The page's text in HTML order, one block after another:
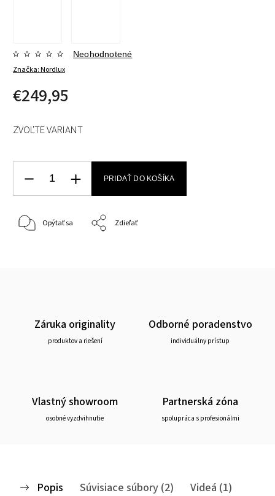
Značka:Nordlux
Neohodnotené
€249,95
ZVOĽTE VARIANT
PRIDAŤ DO KOŠÍKA
Opýtať sa Zdieľať
Záruka originality
produktov a riešení
Odborné poradenstvo
individuálny prístup
Vlastný showroom
osobné vyzdvihnutie
Partnerská zóna
spolupráca s profesionálmi
Popis Súvisiace súbory (2)
Videá (1)